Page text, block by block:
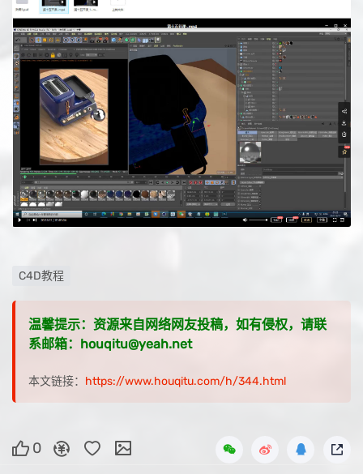
C4D教程
温馨提示：资源来自网络网友投稿，如有侵权，请联
系邮箱：houqitu@yeah.net
本文链接： https://www.houqitu.com/h/344.html
0